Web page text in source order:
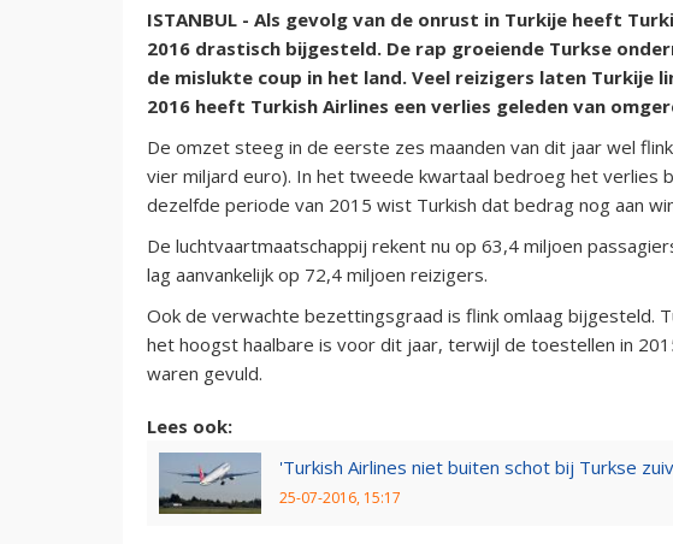
ISTANBUL - Als gevolg van de onrust in Turkije heeft
2016 drastisch bijgesteld. De rap groeiende Turkse
de mislukte coup in het land. Veel reizigers laten Turkije
2016 heeft Turkish Airlines een verlies geleden van
De omzet steeg in de eerste zes maanden van dit jaar wel
vier miljard euro). In het tweede kwartaal bedroeg het verlies
dezelfde periode van 2015 wist Turkish dat bedrag nog aan
De luchtvaartmaatschappij rekent nu op 63,4 miljoen
lag aanvankelijk op 72,4 miljoen reizigers.
Ook de verwachte bezettingsgraad is flink omlaag bijgesteld.
het hoogst haalbare is voor dit jaar, terwijl de toestellen in
waren gevuld.
Lees ook:
'Turkish Airlines niet buiten schot bij Turkse
25-07-2016, 15:17